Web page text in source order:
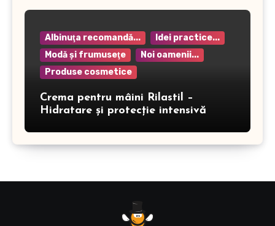
Albinuţa recomandă...
Idei practice...
Modă şi frumuseţe
Noi oamenii...
Produse cosmetice
Crema pentru mâini Rilastil –
Hidratare și protecție intensivă